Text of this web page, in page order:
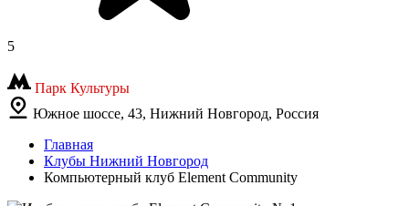
5
Парк Культуры
Южное шоссе, 43, Нижний Новгород, Россия
Главная
Клубы Нижний Новгород
Компьютерный клуб Element Community